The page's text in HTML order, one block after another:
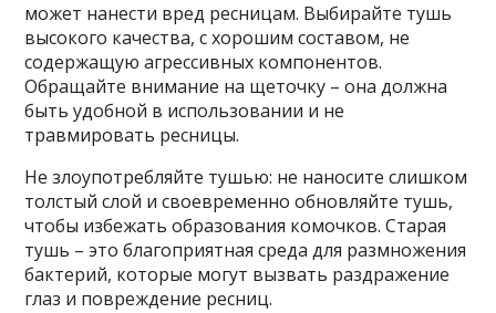
может нанести вред ресницам. Выбирайте тушь
высокого качества, с хорошим составом, не
содержащую агрессивных компонентов.
Обращайте внимание на щеточку – она должна
быть удобной в использовании и не
травмировать ресницы.
Не злоупотребляйте тушью: не наносите слишком
толстый слой и своевременно обновляйте тушь,
чтобы избежать образования комочков. Старая
тушь – это благоприятная среда для размножения
бактерий, которые могут вызвать раздражение
глаз и повреждение ресниц.